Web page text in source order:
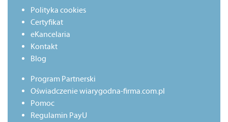
Polityka cookies
Certyfikat
eKancelaria
Kontakt
Blog
Program Partnerski
Oświadczenie wiarygodna-firma.com.pl
Pomoc
Regulamin PayU